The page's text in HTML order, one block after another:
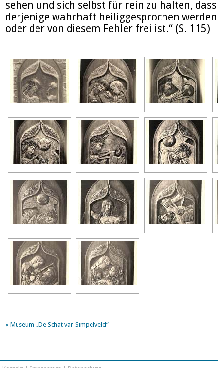
sehen und sich selbst für rein zu halten,
derjenige wahrhaft heiliggesprochen
oder der von diesem Fehler frei ist.“ (S. 115)
« Museum „De Schat van Simpelveld“